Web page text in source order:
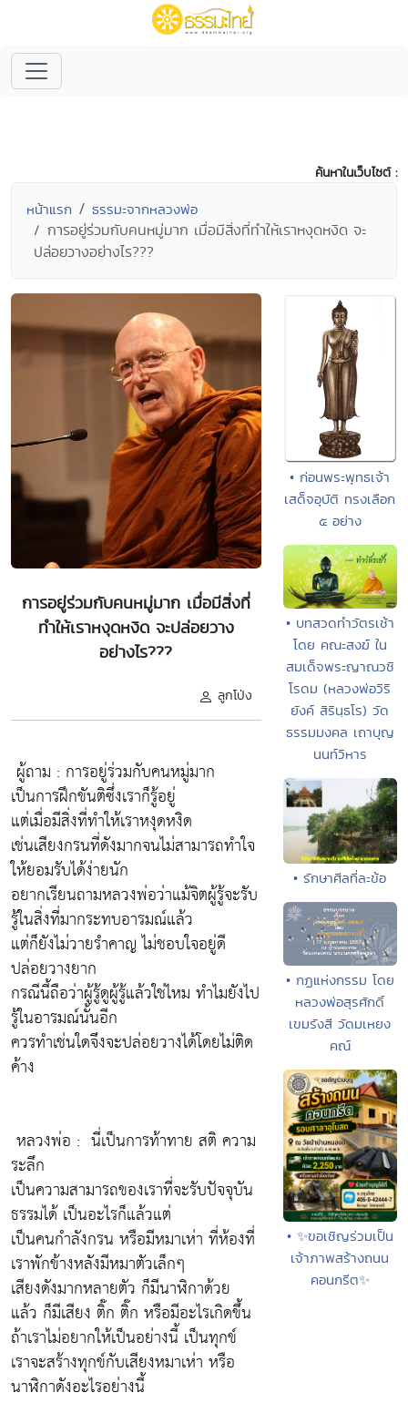
ค้นหาในเว็บไซต์ :
หน้าแรก ธรรมะจากหลวงพ่อ
การอยู่ร่วมกับคนหมู่มาก เมื่อมีสิ่งที่ทำให้เราหงุดหงิด จะ
ปล่อยวางอย่างไร???
การอยู่ร่วมกับคนหมู่มาก เมื่อมีสิ่งที่
ทำให้เราหงุดหงิด จะปล่อยวาง
อย่างไร???
ลูกโป่ง
ผู้ถาม : การอยู่ร่วมกับคนหมู่มาก
เป็นการฝึกขันติซึ่งเราก็รู้อยู่
แต่เมื่อมีสิ่งที่ทำให้เราหงุดหงิด
เช่นเสียงกรนที่ดังมากจนไม่สามารถทำใจ
ให้ยอมรับได้ง่ายนัก
อยากเรียนถามหลวงพ่อว่าแม้จิตผู้รู้จะรับ
รู้ในสิ่งที่มากระทบอารมณ์แล้ว
แต่ก็ยังไม่วายรำคาญ ไม่ชอบใจอยู่ดี
ปล่อยวางยาก
กรณีนี้ถือว่าผู้รู้ดูผู้รู้แล้วใช่ไหม ทำไมยังไป
รู้ในอารมณ์นั้นอีก
ควรทำเช่นใดจึงจะปล่อยวางได้โดยไม่ติด
ค้าง
หลวงพ่อ : นี่เป็นการท้าทาย สติ ความ
ระลึก
เป็นความสามารถของเราที่จะรับปัจจุบัน
ธรรมได้ เป็นอะไรก็แล้วแต่
เป็นคนกำลังกรน หรือมีหมาเห่า ที่ห้องที่
เราพักข้างหลังมีหมาตัวเล็กๆ
เสียงดังมากหลายตัว ก็มีนาฬิกาด้วย
แล้ว ก็มีเสียง ติ๊ก ติ๊ก หรือมีอะไรเกิดขึ้น
ถ้าเราไม่อยากให้เป็นอย่างนี้ เป็นทุกข์
เราจะสร้างทุกข์กับเสียงหมาเห่า หรือ
นาฬิกาดังอะไรอย่างนี้
• ก่อนพระพุทธเจ้า
เสด็จอุบัติ ทรงเลือก
๕ อย่าง
• บทสวดทำวัตรเช้า
โดย คณะสงฆ์ ใน
สมเด็จพระญาณวชิ
โรดม (หลวงพ่อวิริ
ยังค์ สิรินฺธโร) วัด
ธรรมมงคล เถาบุญ
นนท์วิหาร
• รักษาศีลที่ละข้อ
• กฏแห่งกรรม โดย
หลวงพ่อสุรศักดิ์
เขมรังสี วัดมเหยง
คณ์
• ✨ขอเชิญร่วมเป็น
เจ้าภาพสร้างถนน
คอนกรีต✨